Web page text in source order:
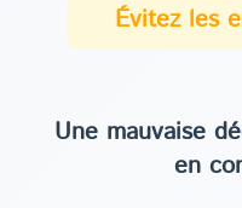
Évitez les
Une mauvaise
en